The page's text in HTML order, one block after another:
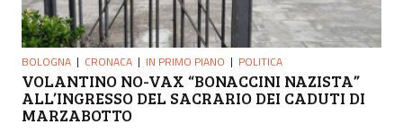
BOLOGNA CRONACA IN PRIMO PIANO POLITICA
VOLANTINO NO-VAX “BONACCINI NAZISTA”
ALL’INGRESSO DEL SACRARIO DEI CADUTI DI
MARZABOTTO